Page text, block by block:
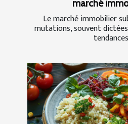
marché
Le marché immobilier
mutations, souvent